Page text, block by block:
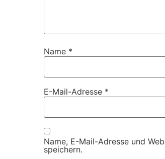
Name *
E-Mail-Adresse *
Name, E-Mail-Adresse und
speichern.